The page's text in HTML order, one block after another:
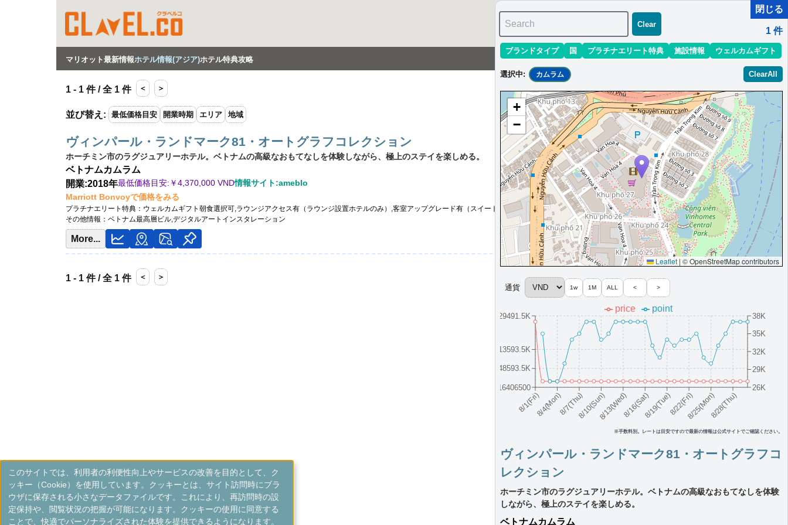
マリオット最新情報ホテル情報(アジア)ホテル特典攻略
1 - 1 件 / 全 1 件 ＜ ＞
並び替え : 最低価格目安 開業時期 エリア 地域
ヴィンパール・ランドマーク81・オートグラフコレクション
ホーチミン市のラグジュアリーホテル。ベトナムの高級なおもてなしを体験しながら、極上のステイを楽しめる。
ベトナムカムラム
開業:2018年最低価格目安:￥4,370,000 VND情報サイト:ameblo
Marriott Bonvoyで価格をみる
プラチナエリート特典： ウェルカムギフト朝食選択可,ラウンジアクセス有（ラウンジ設置ホテルのみ）,客室アップグレード有（スイート含む）,スカイデック優先アクセス
その他情報： ベトナム最高層ビル,デジタルアートインスタレーション
More...
1 - 1 件 / 全 1 件 ＜ ＞
閉じる
Search
Clear
1 件
ブランドタイプ 国 プラチナエリート特典 施設情報 ウェルカムギフト
選択中: カムラム ClearAll
+
−
Leaflet | © OpenStreetMap contributors
8/1(Fri)8/4(Mon)8/7(Thu)8/10(Sun)8/13(Wed)8/16(Sat)8/19(Tue)8/22(Fri)8/25(Mon)8/28(Thu)
-16406500
48593.5K
113593.5K
229491.5K
26K
29K
32K
35K
38K
price point
※手数料別。レートは目安ですので最新の情報は公式サイトでご確認ください。
通貨 1w 1M ALL < >
ヴィンパール・ランドマーク81・オートグラフコ
レクション
ホーチミン市のラグジュアリーホテル。ベトナムの高級なおもてなしを体験
しながら、極上のステイを楽しめる。
ベトナムカムラム
このサイトでは、利用者の利便性向上やサービスの改善を目的として、ク
ッキー（Cookie）を使用しています。クッキーとは、サイト訪問時にブラ
ウザに保存される小さなデータファイルです。これにより、再訪問時の設
定保持や、閲覧状況の把握が可能になります。クッキーの使用に同意する
ことで、快適でパーソナライズされた体験を提供できるようになります。